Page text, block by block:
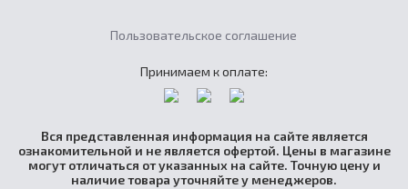
Пользовательское соглашение
Принимаем к оплате:
Вся представленная информация на сайте является
ознакомительной и не является офертой. Цены в магазине
могут отличаться от указанных на сайте. Точную цену и
наличие товара уточняйте у менеджеров.